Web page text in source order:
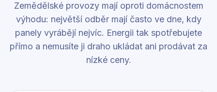
Zemědělské provozy mají oproti domácnostem
výhodu: největší odběr mají často ve dne, kdy
panely vyrábějí nejvíc. Energii tak spotřebujete
přímo a nemusíte ji draho ukládat ani prodávat za
nízké ceny.